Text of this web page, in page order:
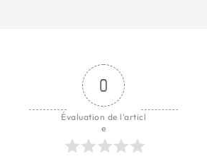
0
Évaluation de l'articl
e